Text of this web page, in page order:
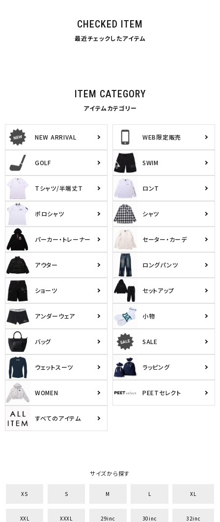
tune 絞り込んで検索する
CHECKED ITEM
最近チェックしたアイテム
ITEM CATEGORY
アイテムカテゴリー
NEW ARRIVAL WEB限定販売
GOLF SWIM
Tシャツ/半端丈T ロンT
ポロシャツ シャツ
パーカー・トレーナー セーター・カーデ
アウター ロングパンツ
ショーツ セットアップ
アンダーウェア 小物
バッグ SALE
ウェットスーツ ラッピング
WOMEN PEETセレクト
すべてのアイテム
サイズから探す
XS S M L XL
XXL XXXL 29inc 30inc 32inc